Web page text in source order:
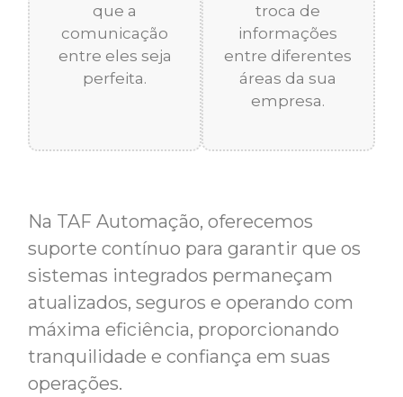
que a
comunicação
entre eles seja
perfeita.
troca de
informações
entre diferentes
áreas da sua
empresa.
Na TAF Automação, oferecemos
suporte contínuo para garantir que os
sistemas integrados permaneçam
atualizados, seguros e operando com
máxima eficiência, proporcionando
tranquilidade e confiança em suas
operações.